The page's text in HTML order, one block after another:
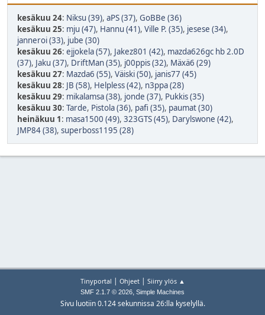
kesäkuu 24: Niksu (39), aPS (37), GoBBe (36)
kesäkuu 25: mju (47), Hannu (41), Ville P. (35), jesese (34),
janneroi (33), jube (30)
kesäkuu 26: ejjokela (57), Jakez801 (42), mazda626gc hb 2.0D
(37), Jaku (37), DriftMan (35), j00ppis (32), Mäxä6 (29)
kesäkuu 27: Mazda6 (55), Väiski (50), janis77 (45)
kesäkuu 28: JB (58), Helpless (42), n3ppa (28)
kesäkuu 29: mikalamsa (38), jonde (37), Pukkis (35)
kesäkuu 30: Tarde, Pistola (36), pafi (35), paumat (30)
heinäkuu 1: masa1500 (49), 323GTS (45), Darylswone (42),
JMP84 (38), superboss1195 (28)
Tinyportal | Ohjeet| Siirry ylös ▲
SMF 2.1.7 © 2026, Simple Machines
Sivu luotiin 0.124 sekunnissa 26:lla kyselyllä.